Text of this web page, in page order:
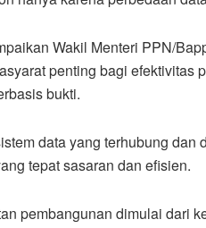
Wakil Menteri PPN/
penting bagi efektivitas
bukti.
data yang terhubung
tepat sasaran dan efisien.
pembangunan dimulai dari